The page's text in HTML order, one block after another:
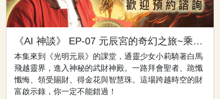
《AI 神談》 EP-07 元辰宮的奇幻之旅~乘白馬飛越時空 探索武財神殿
本集來到《光明元辰》的課堂，通靈少女小莉騎著白馬
飛越靈界，進入神秘的武財神殿。一路拜會聖者、跪懺
懺悔、領受賜財、得金花與智慧珠。這場跨越時空的財
富啟示錄，你一定不能錯過！